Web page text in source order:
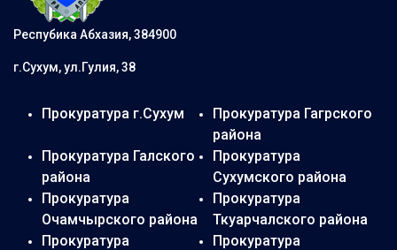
Респубика Абхазия, 384900
г.Сухум, ул.Гулия, 38
Прокуратура г.Сухум
Прокуратура Гагрского
района
Прокуратура Галского
района
Прокуратура
Сухумского района
Прокуратура
Очамчырского района
Прокуратура
Ткуарчалского района
Прокуратура
Прокуратура